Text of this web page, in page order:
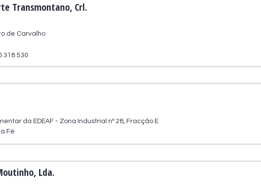
Transmontano, Crl.
de Carvalho
318 530
da EDEAF - Zona Industrial nº 28, Fracção E
Fé
Lda.